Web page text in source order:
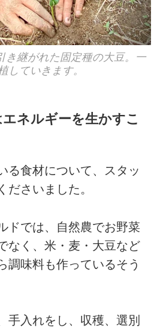
き継がれた固定種の大豆。一
していきます。
ネルギーを生かすこ
る食材について、スタッ
ださいました。
ドでは、自然農でお野菜
なく、米・麦・大豆など
調味料も作っているそう
手入れをし、収穫、選別